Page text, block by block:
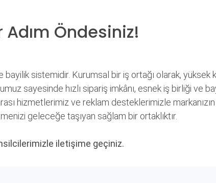
Öndesiniz!
sistemidir. Kurumsal bir iş ortağı olarak,
sayesinde hızlı sipariş imkânı, esnek iş birliği ve
hizmetlerimiz ve reklam desteklerimizle markanızın
geleceğe taşıyan sağlam bir ortaklıktır.
iletişime geçiniz.